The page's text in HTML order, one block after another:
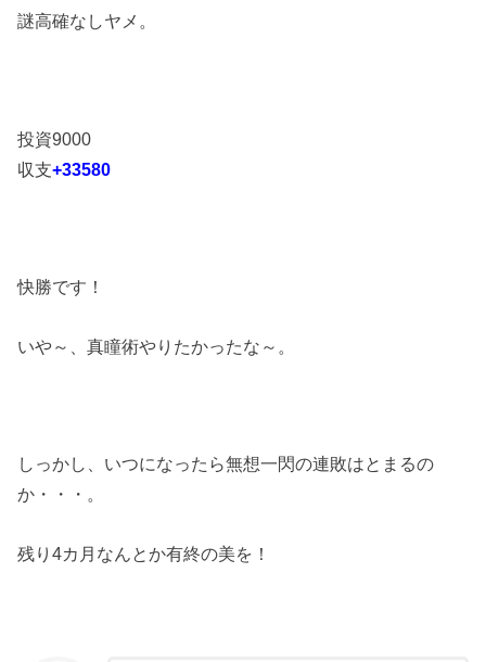
謎高確なしヤメ。
投資9000
収支+33580
快勝です！
いや～、真瞳術やりたかったな～。
しっかし、いつになったら無想一閃の連敗はとまるの
か・・・。
残り4カ月なんとか有終の美を！